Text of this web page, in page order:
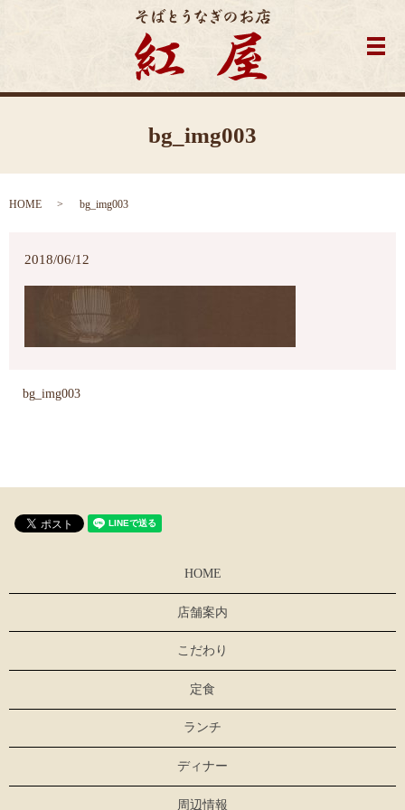
メ
bg_img003
HOME bg_img003
2018/06/12
bg_img003
HOME
店舗案内
こだわり
定食
ランチ
ディナー
周辺情報